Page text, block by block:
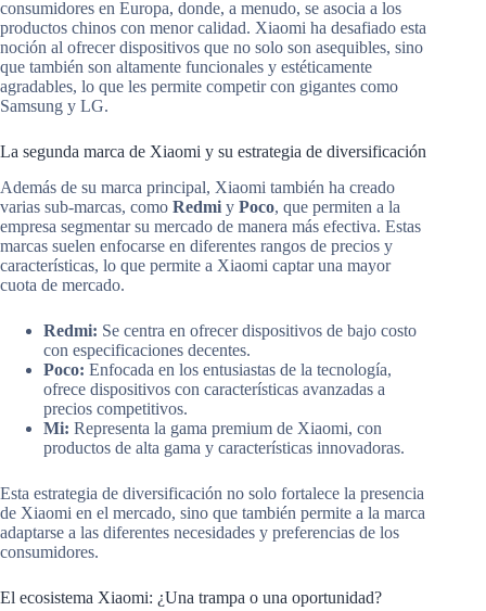
consumidores en Europa, donde, a menudo, se asocia a los
productos chinos con menor calidad. Xiaomi ha desafiado esta
noción al ofrecer dispositivos que no solo son asequibles, sino
que también son altamente funcionales y estéticamente
agradables, lo que les permite competir con gigantes como
Samsung y LG.
La segunda marca de Xiaomi y su estrategia de diversificación
Además de su marca principal, Xiaomi también ha creado
varias sub-marcas, como Redmi y Poco, que permiten a la
empresa segmentar su mercado de manera más efectiva. Estas
marcas suelen enfocarse en diferentes rangos de precios y
características, lo que permite a Xiaomi captar una mayor
cuota de mercado.
Redmi: Se centra en ofrecer dispositivos de bajo costo
con especificaciones decentes.
Poco: Enfocada en los entusiastas de la tecnología,
ofrece dispositivos con características avanzadas a
precios competitivos.
Mi: Representa la gama premium de Xiaomi, con
productos de alta gama y características innovadoras.
Esta estrategia de diversificación no solo fortalece la presencia
de Xiaomi en el mercado, sino que también permite a la marca
adaptarse a las diferentes necesidades y preferencias de los
consumidores.
El ecosistema Xiaomi: ¿Una trampa o una oportunidad?